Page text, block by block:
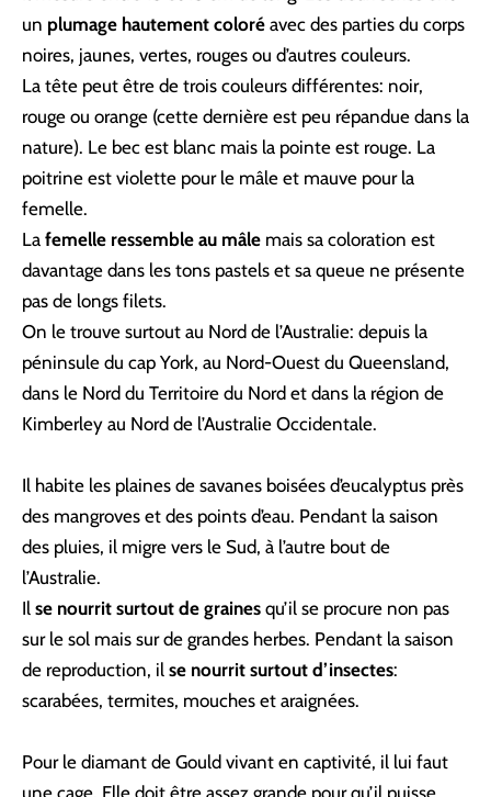
un plumage hautement coloré avec des parties du corps
noires, jaunes, vertes, rouges ou d’autres couleurs.
La tête peut être de trois couleurs différentes: noir,
rouge ou orange (cette dernière est peu répandue dans la
nature). Le bec est blanc mais la pointe est rouge. La
poitrine est violette pour le mâle et mauve pour la
femelle.
La femelle ressemble au mâle mais sa coloration est
davantage dans les tons pastels et sa queue ne présente
pas de longs filets.
On le trouve surtout au Nord de l’Australie: depuis la
péninsule du cap York, au Nord-Ouest du Queensland,
dans le Nord du Territoire du Nord et dans la région de
Kimberley au Nord de l’Australie Occidentale.
Il habite les plaines de savanes boisées d’eucalyptus près
des mangroves et des points d’eau. Pendant la saison
des pluies, il migre vers le Sud, à l’autre bout de
l’Australie.
Il se nourrit surtout de graines qu’il se procure non pas
sur le sol mais sur de grandes herbes. Pendant la saison
de reproduction, il se nourrit surtout d’insectes:
scarabées, termites, mouches et araignées.
Pour le diamant de Gould vivant en captivité, il lui faut